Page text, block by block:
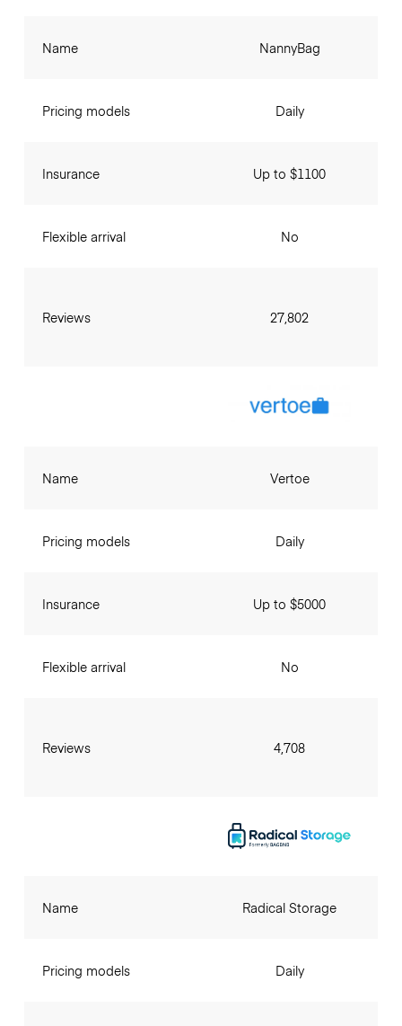
Name
Pricing models
Insurance
Flexible arrival
Reviews
NannyBag
Daily
Up to $1100
No
27,802
Name
Pricing models
Insurance
Flexible arrival
Reviews
Vertoe
Daily
Up to $5000
No
4,708
Name
Pricing models
Radical Storage
Daily